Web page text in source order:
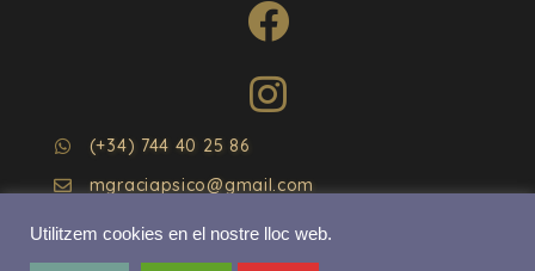
(+34) 744 40 25 86
mgraciapsico@gmail.com
AVÍS LEGAL
Utilitzem cookies en el nostre lloc web.